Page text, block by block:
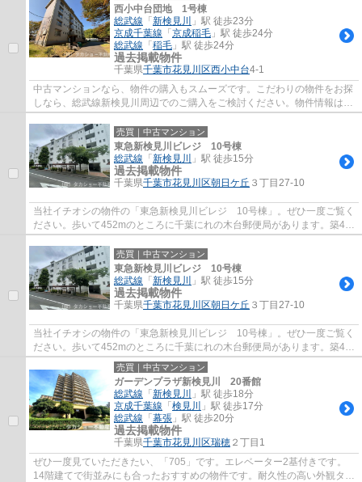
西小中台団地 1号棟
総武線 「 新検見川
」駅 徒歩23分
京成千葉線 「 京成稲毛 」駅 徒歩24分
総武線 「 稲毛 」駅 徒歩24分
過去掲載物件
千葉県千葉市花見川区西小中台4-1
中古マンションなら、物件の購入もスムーズです。こだわりの物件をお探
しなら、総武線新検見川周辺でのご購入をご検討ください。物件情報はタ
カショー不動産にご連絡をお待ちしており...
売買｜中古マンション
東急新検見川ビレジ 10号棟
総武線 「 新検見川 」駅 徒歩15分
過去掲載物件
千葉県千葉市花見川区朝日ケ丘 ３丁目27-10
当社イチオシの物件の「東急新検見川ビレジ 10号棟」。ぜひ一度ご覧く
ださい。歩いて452mのところに千葉にれの木台郵便局があります。築42
年の中古マンションです。駅から徒歩15分の...
売買｜中古マンション
東急新検見川ビレジ 10号棟
総武線 「 新検見川 」駅 徒歩15分
過去掲載物件
千葉県千葉市花見川区朝日ケ丘 ３丁目27-10
当社イチオシの物件の「東急新検見川ビレジ 10号棟」。ぜひ一度ご覧く
ださい。歩いて452mのところに千葉にれの木台郵便局があります。築42
年の中古マンションです。駅から徒歩15分の...
売買｜中古マンション
ガーデンプラザ新検見川 20番館
総武線 「 新検見川
」駅 徒歩18分
京成千葉線 「 検見川
」駅 徒歩17分
総武線 「 幕張 」駅 徒歩20分
過去掲載物件
千葉県千葉市花見川区瑞穂 ２丁目1
ぜひ一度見ていただきたい、「705」です。エレベーター2基付きです。
14階建てで街並みにも合ったおすすめの物件です。耐久性の高い外観タイ